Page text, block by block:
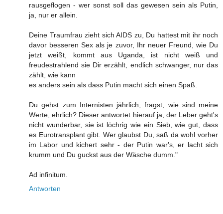
rausgeflogen - wer sonst soll das gewesen sein als Putin,
ja, nur er allein.
Deine Traumfrau zieht sich AIDS zu, Du hattest mit ihr noch
davor besseren Sex als je zuvor, Ihr neuer Freund, wie Du
jetzt weißt, kommt aus Uganda, ist nicht weiß und
freudestrahlend sie Dir erzählt, endlich schwanger, nur das
zählt, wie kann
es anders sein als dass Putin macht sich einen Spaß.
Du gehst zum Internisten jährlich, fragst, wie sind meine
Werte, ehrlich? Dieser antwortet hierauf ja, der Leber geht's
nicht wunderbar, sie ist löchrig wie ein Sieb, wie gut, dass
es Eurotransplant gibt. Wer glaubst Du, saß da wohl vorher
im Labor und kichert sehr - der Putin war's, er lacht sich
krumm und Du guckst aus der Wäsche dumm."
Ad infinitum.
Antworten